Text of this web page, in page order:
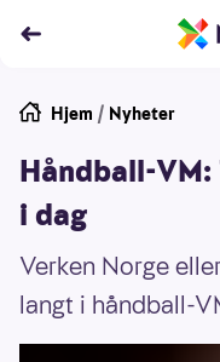
Hjem / Nyheter
Håndball-
i dag
Verken Norge
langt i håndball-